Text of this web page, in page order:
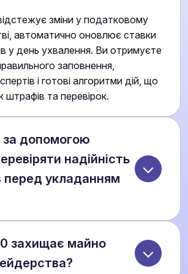
зміни у податковому
автоматично оновлює ставки
у день ухвалення. Ви отримуєте
заповнення,
і готові алгоритми дій, що
штрафів та перевірок.
допомогою
надійність
перед укладанням
компаній і фізичних осіб:
бенефіціарів, санкції,
захищає майно